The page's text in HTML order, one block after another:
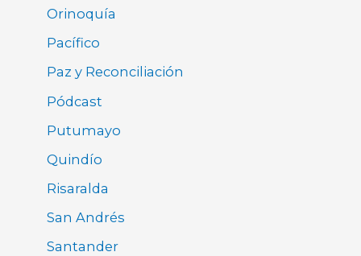
Orinoquía
Pacífico
Paz y Reconciliación
Pódcast
Putumayo
Quindío
Risaralda
San Andrés
Santander